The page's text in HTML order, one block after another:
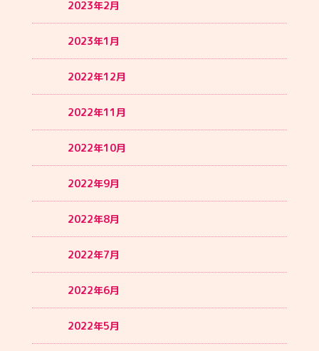
2023年2月
2023年1月
2022年12月
2022年11月
2022年10月
2022年9月
2022年8月
2022年7月
2022年6月
2022年5月